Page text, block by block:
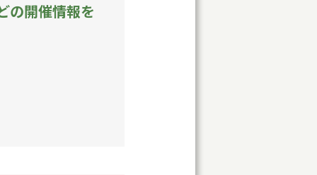
の開催情報を